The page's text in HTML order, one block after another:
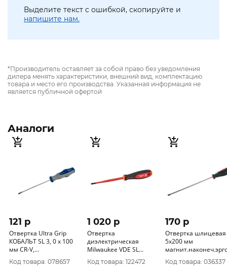
Выделите текст с ошибкой, скопируйте и
напишите нам.
*Производитель оставляет за собой право без уведомления
дилера менять характеристики, внешний вид, комплектацию
товара и место его производства. Указанная информация не
является публичной офертой
Аналоги
121 p
Отвертка Ultra Grip
КОБАЛЬТ SL 3, 0 х 100
мм CR-V,
двухкомпонентная
рукоятка (1 шт.) подвес
Код товара: 078657
1 020 p
Отвертка
диэлектрическая
Milwaukee VDE SL
1.0x5.5 x125
трехгранная рукоятка
Код товара: 122472
170 p
Отвертка шлицевая
5х200 мм
1040-01-
Код товара: 036337